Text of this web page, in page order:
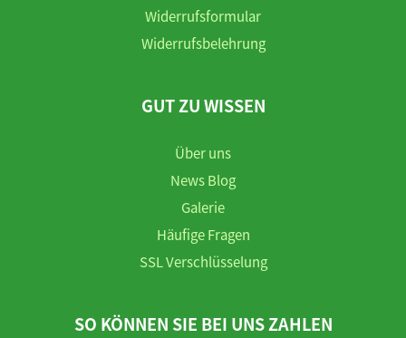
Widerrufsformular
Widerrufsbelehrung
GUT ZU WISSEN
Über uns
News Blog
Galerie
Häufige Fragen
SSL Verschlüsselung
SO KÖNNEN SIE BEI UNS ZAHLEN